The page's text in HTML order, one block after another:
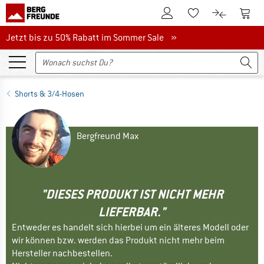
Zum KundenkontoZum Merkzettel.
Zum Zum
Jetzt bis zu 50% Rabatt im Sommer Sale
Jetzt bis zu 50% Rabatt im Sommer Sale »
Shorts & 3/4-Hosen
Bergfreund Max
"DIESES PRODUKT IST NICHT MEHR
LIEFERBAR."
Entweder es handelt sich hierbei um ein älteres Modell oder
wir können bzw. werden das Produkt nicht mehr beim
Hersteller nachbestellen.